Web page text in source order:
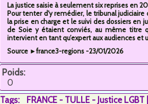
La justice saisie à seulement six reprises en
Pour tenter d'y remédier, le tribunal judiciaire
la prise en charge et le suivi des dossiers en
de Soie y étaient conviés, au même titre
intervient en tant qu’expert aux audiences et
Source ►france3-regions -23/01/2026
Poids:
0
Tags:
FRANCE - TULLE - Justice LGBT